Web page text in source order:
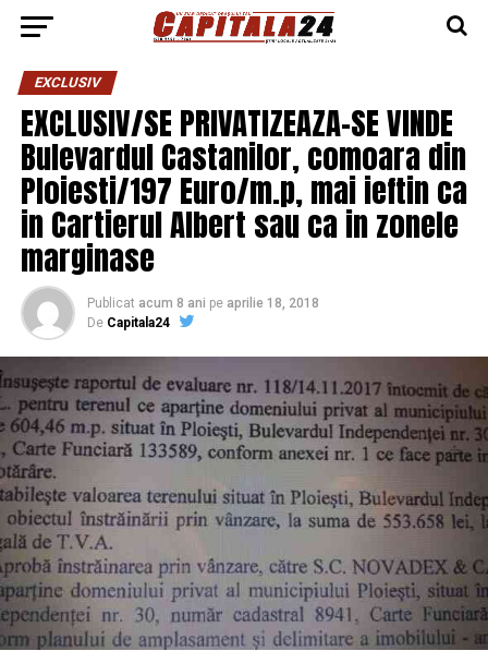
EXCLUSIV
EXCLUSIV/SE PRIVATIZEAZA-SE VINDE
Bulevardul Castanilor, comoara din
Ploiesti/197 Euro/m.p, mai ieftin ca
in Cartierul Albert sau ca in zonele
marginase
Publicat acum 8 ani pe aprilie 18, 2018
De Capitala24